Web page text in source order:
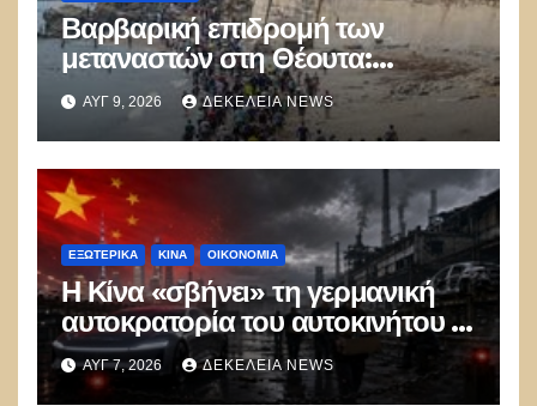
Βαρβαρική επιδρομή των
μεταναστών στη Θέουτα:
Ασέλγησαν σε 4 ανήλικα
κορίτσια κι ένα αγόρι – Τι
φοβούνται οι γιατροί
ΑΥΓ 9, 2026 ΔΕΚΈΛΕΙΑ NEWS
ΕΞΩΤΕΡΙΚΑ ΚΊΝΑ ΟΙΚΟΝΟΜΙΑ
Η Κίνα «σβήνει» τη γερμανική
αυτοκρατορία του αυτοκινήτου –
100.000 απολύσεις, λουκέτα και
πολιτικός πανικός
ΑΥΓ 7, 2026 ΔΕΚΈΛΕΙΑ NEWS